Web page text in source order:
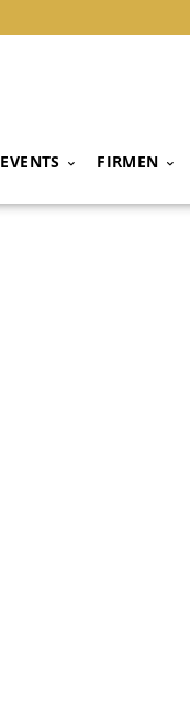
EVENTS FIRMEN